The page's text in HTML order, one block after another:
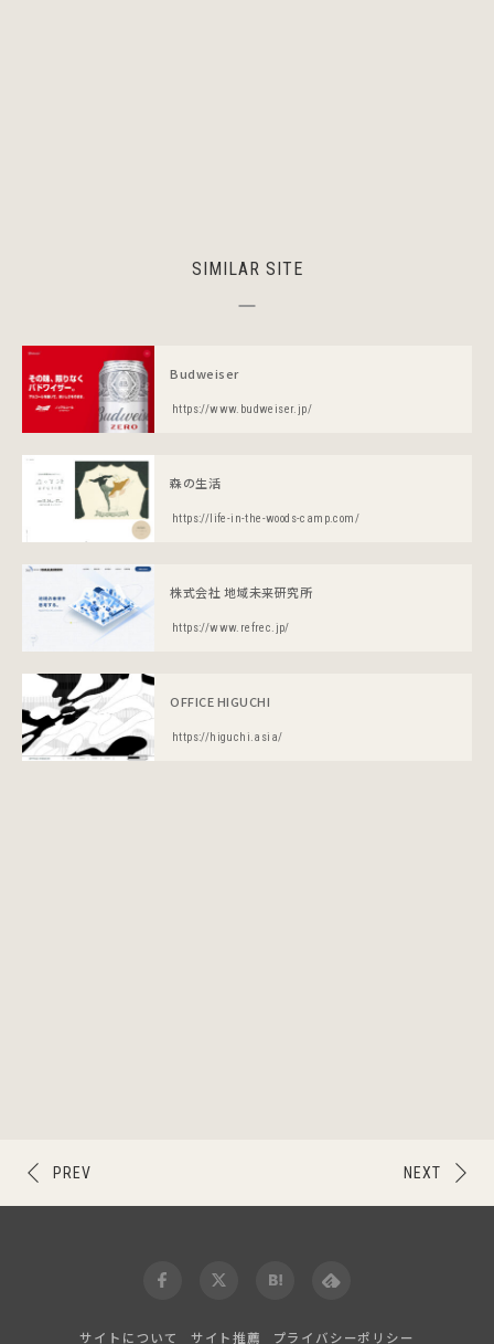
SIMILAR SITE
Budweiser
https://www.budweiser.jp/
森の生活
https://life-in-the-woods-camp.com/
株式会社 地域未来研究所
https://www.refrec.jp/
OFFICE HIGUCHI
https://higuchi.asia/
NEXT
PREV
サイトについて サイト推薦 プライバシーポリシー